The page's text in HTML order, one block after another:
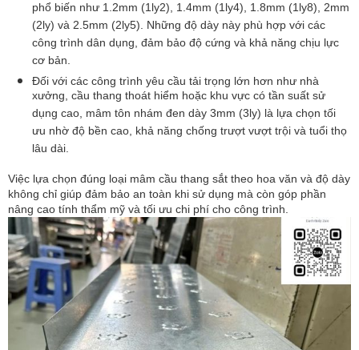
phổ biến như 1.2mm (1ly2), 1.4mm (1ly4), 1.8mm (1ly8), 2mm
(2ly) và 2.5mm (2ly5). Những độ dày này phù hợp với các
công trình dân dụng, đảm bảo độ cứng và khả năng chịu lực
cơ bản.
Đối với các công trình yêu cầu tải trọng lớn hơn như nhà
xưởng, cầu thang thoát hiểm hoặc khu vực có tần suất sử
dụng cao, mâm tôn nhám đen dày 3mm (3ly) là lựa chọn tối
ưu nhờ độ bền cao, khả năng chống trượt vượt trội và tuổi thọ
lâu dài.
Việc lựa chọn đúng loại mâm cầu thang sắt theo hoa văn và độ dày
không chỉ giúp đảm bảo an toàn khi sử dụng mà còn góp phần
nâng cao tính thẩm mỹ và tối ưu chi phí cho công trình.